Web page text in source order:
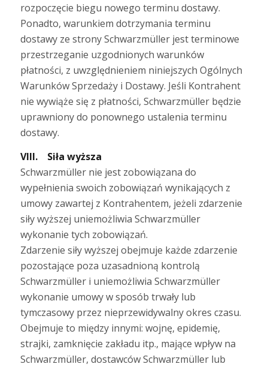
rozpoczęcie biegu nowego terminu dostawy.
Ponadto, warunkiem dotrzymania terminu
dostawy ze strony Schwarzmüller jest terminowe
przestrzeganie uzgodnionych warunków
płatności, z uwzględnieniem niniejszych Ogólnych
Warunków Sprzedaży i Dostawy. Jeśli Kontrahent
nie wywiąże się z płatności, Schwarzmüller będzie
uprawniony do ponownego ustalenia terminu
dostawy.
VIII. Siła wyższa
Schwarzmüller nie jest zobowiązana do
wypełnienia swoich zobowiązań wynikających z
umowy zawartej z Kontrahentem, jeżeli zdarzenie
siły wyższej uniemożliwia Schwarzmüller
wykonanie tych zobowiązań.
Zdarzenie siły wyższej obejmuje każde zdarzenie
pozostające poza uzasadnioną kontrolą
Schwarzmüller i uniemożliwia Schwarzmüller
wykonanie umowy w sposób trwały lub
tymczasowy przez nieprzewidywalny okres czasu.
Obejmuje to między innymi: wojnę, epidemię,
strajki, zamknięcie zakładu itp., mające wpływ na
Schwarzmüller, dostawców Schwarzmüller lub